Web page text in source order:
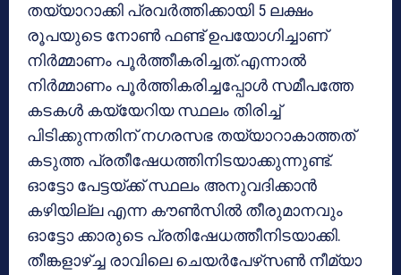
തയ്യാറാക്കി പ്രവര്‍ത്തിക്കായി 5 ലക്ഷം
രൂപയുടെ നോണ്‍ ഫണ്ട് ഉപയോഗിച്ചാണ്
നിര്‍മ്മാണം പൂര്‍ത്തീകരിച്ചത്.എന്നാല്‍
നിര്‍മ്മാണം പൂര്‍ത്തികരിച്ചപ്പോള്‍ സമീപത്തേ
കടകള്‍ കയ്യേറിയ സ്ഥലം തിരിച്ച്
പിടിക്കുന്നതിന് നഗരസഭ തയ്യാറാകാത്തത്
കടുത്ത പ്രതീഷേധത്തിനിടയാക്കുന്നുണ്ട്.
ഓട്ടോ പേട്ടയ്ക്ക് സ്ഥലം അനുവദിക്കാന്‍
കഴിയില്ല എന്ന കൗണ്‍സില്‍ തീരുമാനവും
ഓട്ടോ ക്കാരുടെ പ്രതിഷേധത്തീനിടയാക്കി.
തീങ്കളാഴ്ച്ച രാവിലെ ചെയര്‍പേഴ്‌സണ്‍ നീമ്യാ